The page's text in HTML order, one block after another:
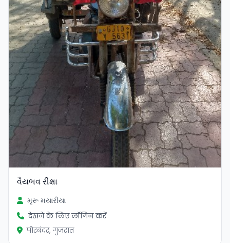
વૈયભવ રીક્ષા
મૃરૂ મયારીયા
देखने के लिए लॉगिन करें
पोरबंदर, गुजरात